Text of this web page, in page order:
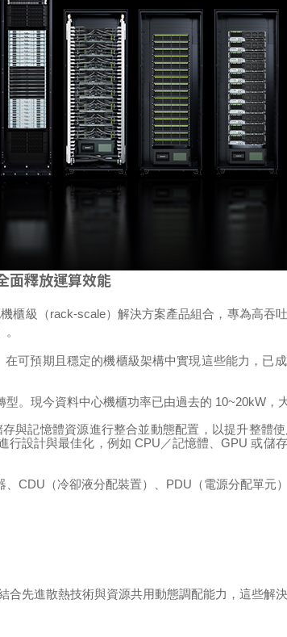
面釋放運算效能
櫃級（rack-scale）解決方案產品組合，專為高吞
在可預期且穩定的機櫃級架構中實現這些能力，已
。 現今資料中心機櫃功率已由過去的 10~20kW ，
與記憶體資源進行整合並動態配置，以提升整體使
行設計與最佳化，例如 CPU ／記憶體、GPU或儲
CDU （冷卻液分配裝置）、 PDU （電源分配單元）
合先進散熱技術與資源共用動態調配能力，這些解